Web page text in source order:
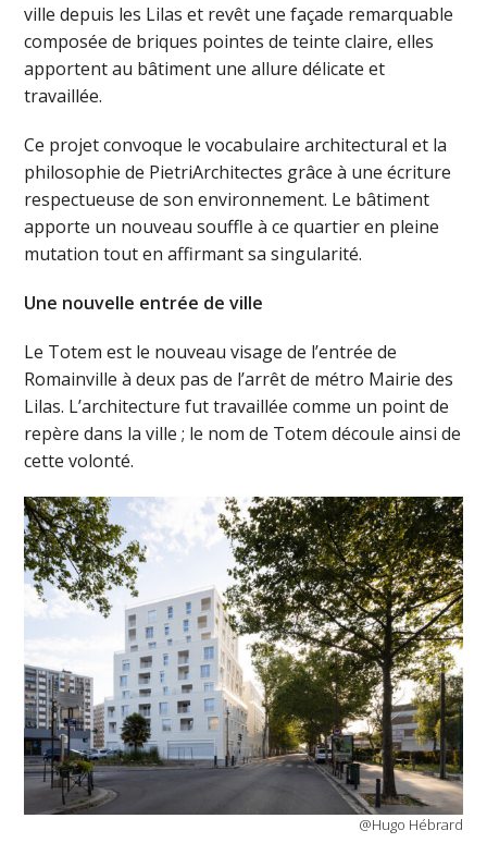
ville depuis les Lilas et revêt une façade remarquable
composée de briques pointes de teinte claire, elles
apportent au bâtiment une allure délicate et
travaillée.
Ce projet convoque le vocabulaire architectural et la
philosophie de PietriArchitectes grâce à une écriture
respectueuse de son environnement. Le bâtiment
apporte un nouveau souffle à ce quartier en pleine
mutation tout en affirmant sa singularité.
Une nouvelle entrée de ville
Le Totem est le nouveau visage de l’entrée de
Romainville à deux pas de l’arrêt de métro Mairie des
Lilas. L’architecture fut travaillée comme un point de
repère dans la ville ; le nom de Totem découle ainsi de
cette volonté.
@Hugo Hébrard